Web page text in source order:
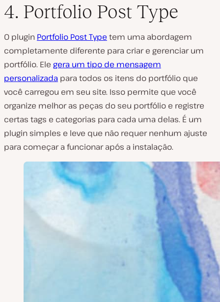
4. Portfolio Post Type
O plugin Portfolio Post Type tem uma abordagem
completamente diferente para criar e gerenciar um
portfólio. Ele gera um tipo de mensagem
personalizada para todos os itens do portfólio que
você carregou em seu site. Isso permite que você
organize melhor as peças do seu portfólio e registre
certas tags e categorias para cada uma delas. É um
plugin simples e leve que não requer nenhum ajuste
para começar a funcionar após a instalação.